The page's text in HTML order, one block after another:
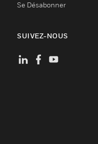
Se Désabonner
SUIVEZ-NOUS